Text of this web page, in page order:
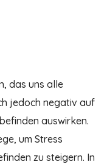
das uns alle
jedoch negativ auf
auswirken.
um Stress
zu steigern. In